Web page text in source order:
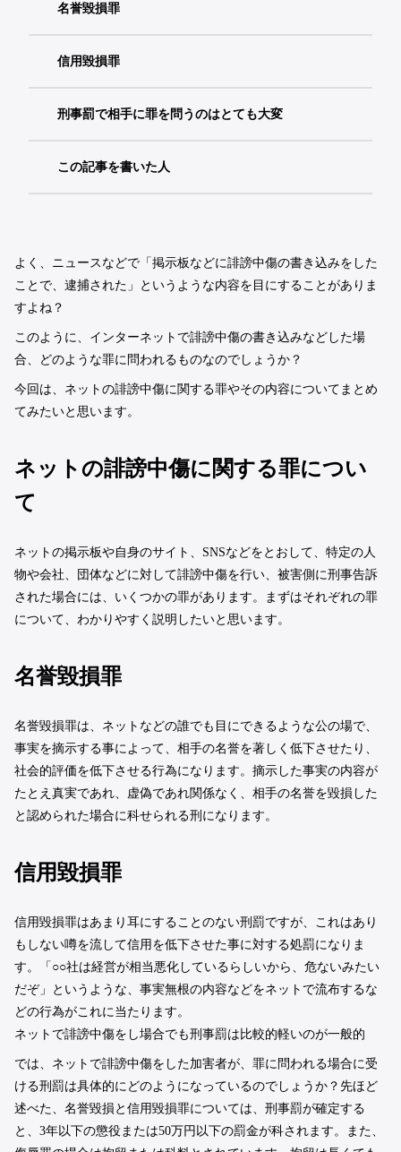
名誉毀損罪
信用毀損罪
刑事罰で相手に罪を問うのはとても大変
この記事を書いた人
よく、ニュースなどで「掲示板などに誹謗中傷の書き込みをした
ことで、逮捕された」というような内容を目にすることがありま
すよね？
このように、インターネットで誹謗中傷の書き込みなどした場
合、どのような罪に問われるものなのでしょうか？
今回は、ネットの誹謗中傷に関する罪やその内容についてまとめ
てみたいと思います。
ネットの誹謗中傷に関する罪につい
て
ネットの掲示板や自身のサイト、SNSなどをとおして、特定の人
物や会社、団体などに対して誹謗中傷を行い、被害側に刑事告訴
された場合には、いくつかの罪があります。まずはそれぞれの罪
について、わかりやすく説明したいと思います。
名誉毀損罪
名誉毀損罪は、ネットなどの誰でも目にできるような公の場で、
事実を摘示する事によって、相手の名誉を著しく低下させたり、
社会的評価を低下させる行為になります。摘示した事実の内容が
たとえ真実であれ、虚偽であれ関係なく、相手の名誉を毀損した
と認められた場合に科せられる刑になります。
信用毀損罪
信用毀損罪はあまり耳にすることのない刑罰ですが、これはあり
もしない噂を流して信用を低下させた事に対する処罰になりま
す。「○○社は経営が相当悪化しているらしいから、危ないみたい
だぞ」というような、事実無根の内容などをネットで流布するな
どの行為がこれに当たります。
ネットで誹謗中傷をし場合でも刑事罰は比較的軽いのが一般的
では、ネットで誹謗中傷をした加害者が、罪に問われる場合に受
ける刑罰は具体的にどのようになっているのでしょうか？先ほど
述べた、名誉毀損と信用毀損罪については、刑事罰が確定する
と、3年以下の懲役または50万円以下の罰金が科されます。また、